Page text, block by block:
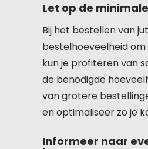
Let op de
Bij het bestellen van
bestelhoeveelheid
kun je profiteren van
de benodigde
van grotere
en optimaliseer zo je
Informeer naar